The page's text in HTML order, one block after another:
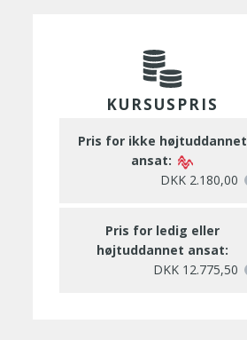
KURSUSPRIS
Pris for ikke højtuddannet
ansat:
DKK 2.180,00
Pris for ledig eller
højtuddannet ansat:
DKK 12.775,50